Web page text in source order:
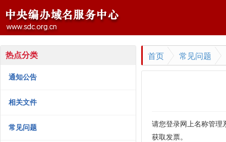
热点分类
通知公告
相关文件
常见问题
首页 常见问题
请您登录网上名称管理
获取发票。